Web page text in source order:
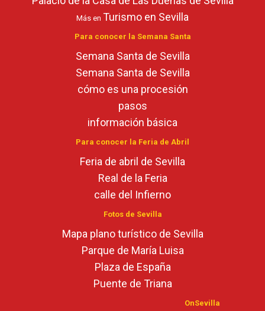
Más en Turismo en Sevilla
Para conocer la Semana Santa
Semana Santa de Sevilla
Semana Santa de Sevilla
cómo es una procesión
pasos
información básica
Para conocer la Feria de Abril
Feria de abril de Sevilla
Real de la Feria
calle del Infierno
Fotos de Sevilla
Mapa plano turístico de Sevilla
Parque de María Luisa
Plaza de España
Puente de Triana
OnSevilla